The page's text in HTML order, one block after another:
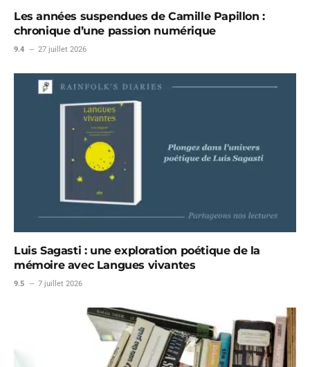
Les années suspendues de Camille Papillon :
chronique d’une passion numérique
9.4 27 juillet 2026
Luis Sagasti : une exploration poétique de la
mémoire avec Langues vivantes
9.5 7 juillet 2026